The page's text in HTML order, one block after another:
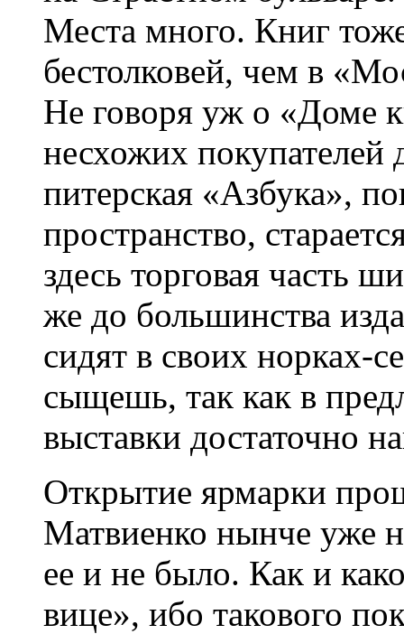
Места много. Книг
бестолковей, чем в
Не говоря уж о «Доме
несхожих покупателей
питерская «Азбука»,
пространство,
здесь торговая часть
же до большинства
сидят в своих норках-
сыщешь, так как в
выставки достаточно
Открытие ярмарки
Матвиенко нынче уже
ее и не было. Как и
вице», ибо такового